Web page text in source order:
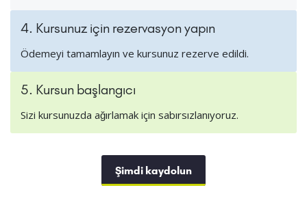
4. Kursunuz için rezervasyon yapın
Ödemeyi tamamlayın ve kursunuz rezerve edildi.
5. Kursun başlangıcı
Sizi kursunuzda ağırlamak için sabırsızlanıyoruz.
Şimdi kaydolun